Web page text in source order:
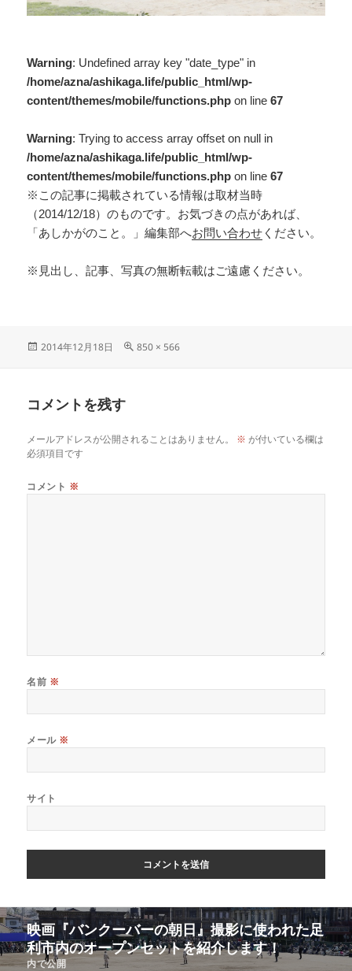
Warning: Undefined array key "date_type" in
/home/azna/ashikaga.life/public_html/wp-
content/themes/mobile/functions.php on line67
Warning: Trying to access array offset on null in
/home/azna/ashikaga.life/public_html/wp-
content/themes/mobile/functions.php on line67
※この記事に掲載されている情報は取材当時
（2014/12/18）のものです。お気づきの点があれば、
「あしかがのこと。」編集部へお問い合わせ ください。
※見出し、記事、写真の無断転載はご遠慮ください。
2014年12月18日 850 × 566
コメントを残す
メールアドレスが公開されることはありません。 ※ が付いている欄は
必須項目です
コメント ※
名前 ※
メール ※
サイト
映画『バンクーバーの朝日』撮影に使われた足
利市内のオープンセットを紹介します！
内で公開